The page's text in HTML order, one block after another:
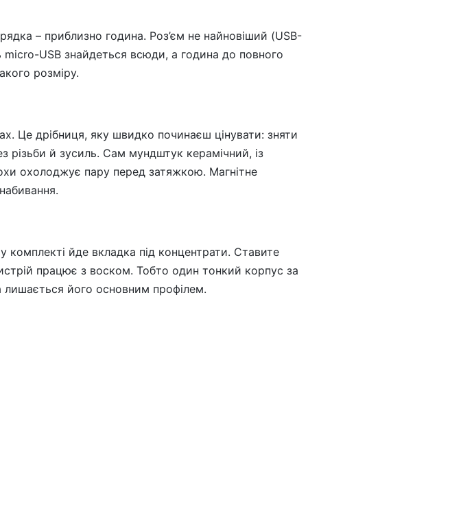
– приблизно година. Роз’єм не найновіший (USB-
micro-USB знайдеться всюди, а година до повного
розміру.
Це дрібниця, яку швидко починаєш цінувати: зняти
й зусиль. Сам мундштук керамічний, із
охолоджує пару перед затяжкою. Магнітне
комплекті йде вкладка під концентрати. Ставите
працює з воском. Тобто один тонкий корпус за
лишається його основним профілем.